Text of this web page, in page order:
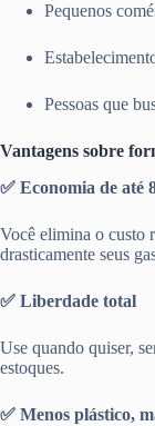
Pequenos
Pessoas que
Vantagens sobre
✅ Economia de até
Você elimina o custo
drasticamente seus
✅ Liberdade total
Use quando quiser,
estoques.
✅ Menos plástico,